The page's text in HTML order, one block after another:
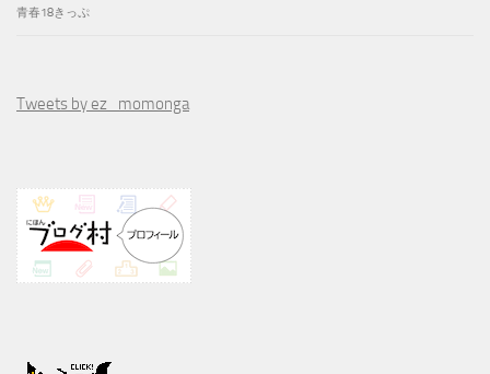
青春18きっぷ
Tweets by ez_momonga